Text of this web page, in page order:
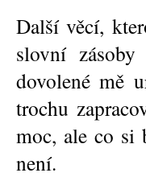
Další věcí,
slovní
dovolené mě
trochu
moc, ale co si
není.